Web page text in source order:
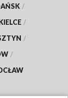
/
/
/
/